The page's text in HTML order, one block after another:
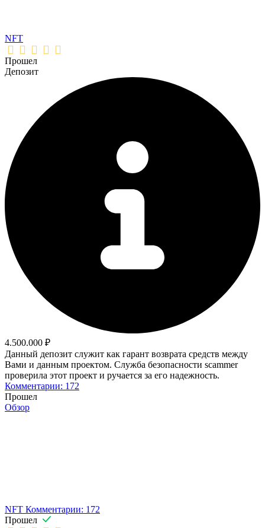
NFT
Прошел
Депозит
4.500.000 ₽
Данный депозит служит как гарант возврата средств между
Вами и данным проектом. Служба безопасности scammer
проверила этот проект и ручается за его надежность.
Комментарии: 172
Прошел
Обзор
NFT Комментарии: 172
Прошел